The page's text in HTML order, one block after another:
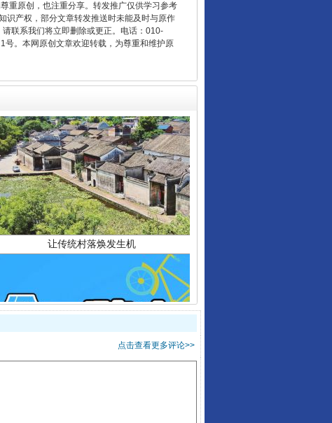
重原创，也注重分享。转发推广仅供学习参考
识产权，部分文章转发推送时未能及时与原作
联系我们将立即删除或更正。电话：010-
。本网原创文章欢迎转载，为尊重和维护原
让传统村落焕发生机
点击查看更多评论>>